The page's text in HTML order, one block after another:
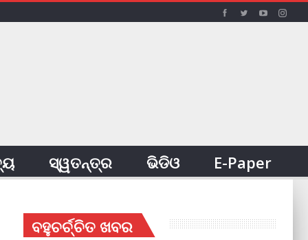
ସ୍ୱତନ୍ତ୍ର ଭିଡିଓ E-Paper
ବହୁଚର୍ଚ୍ଚିତ ଖବର